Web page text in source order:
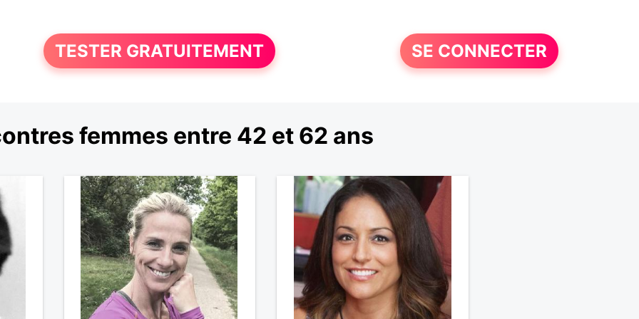
TESTER GRATUITEMENT SE CONNECTER
femmes entre 42 et 62 ans